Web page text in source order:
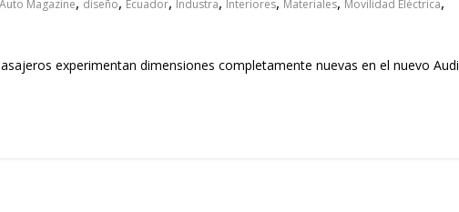
Auto Magazine diseño Ecuador Industra Interiores Materiales Movilidad Eléctrica
experimentan dimensiones completamente nuevas en el nuevo Audi